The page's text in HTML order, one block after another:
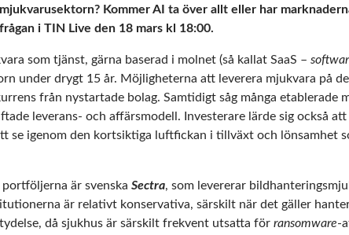
Kommer AI ta över allt eller har
i TIN Live den 18 mars kl 18:00.
som tjänst, gärna baserad i molnet (så kallat SaaS –
under drygt 15 år. Möjligheterna att leverera mjukvara på
från nystartade bolag. Samtidigt såg många etablerade
leverans- och affärsmodell. Investerare lärde sig också
se igenom den kortsiktiga luftfickan i tillväxt och lönsamhet
är svenska Sectra, som levererar
är relativt konservativa, särskilt när det gäller
då sjukhus är särskilt frekvent utsatta för ransomware-